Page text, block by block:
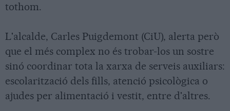
tothom.
L'alcalde, Carles Puigdemont (CiU), alerta però
que el més complex no és trobar-los un sostre
sinó coordinar tota la xarxa de serveis auxiliars:
escolarització dels fills, atenció psicològica o
ajudes per alimentació i vestit, entre d'altres.